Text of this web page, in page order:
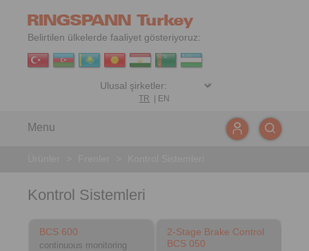
Belirtilen ülkelerde faaliyet gösteriyoruz:
TR EN
Menu
Kontrol Sistemleri
BCS 600
continuous monitoring
2-Stage Brake Control
BCS 050